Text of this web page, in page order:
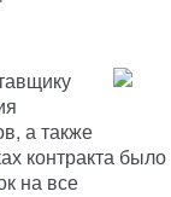
а также
контракта было
на все